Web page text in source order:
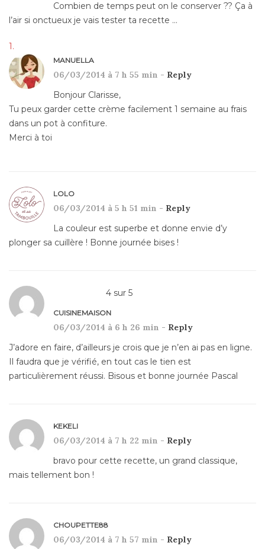
Combien de temps peut on le conserver ?? Ça à
l’air si onctueux je vais tester ta recette …
MANUELLA
06/03/2014 à 7 h 55 min - Reply
Bonjour Clarisse,
Tu peux garder cette crème facilement 1 semaine au frais
dans un pot à confiture.
Merci à toi
LOLO
06/03/2014 à 5 h 51 min - Reply
La couleur est superbe et donne envie d’y
plonger sa cuillère ! Bonne journée bises !
4 sur 5
CUISINEMAISON
06/03/2014 à 6 h 26 min - Reply
J’adore en faire, d’ailleurs je crois que je n’en ai pas en ligne.
Il faudra que je vérifié, en tout cas le tien est
particulièrement réussi. Bisous et bonne journée Pascal
KEKELI
06/03/2014 à 7 h 22 min - Reply
bravo pour cette recette, un grand classique,
mais tellement bon !
CHOUPETTE88
06/03/2014 à 7 h 57 min - Reply